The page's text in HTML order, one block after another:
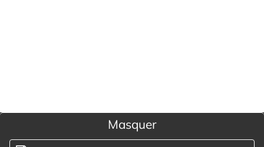
Masquer